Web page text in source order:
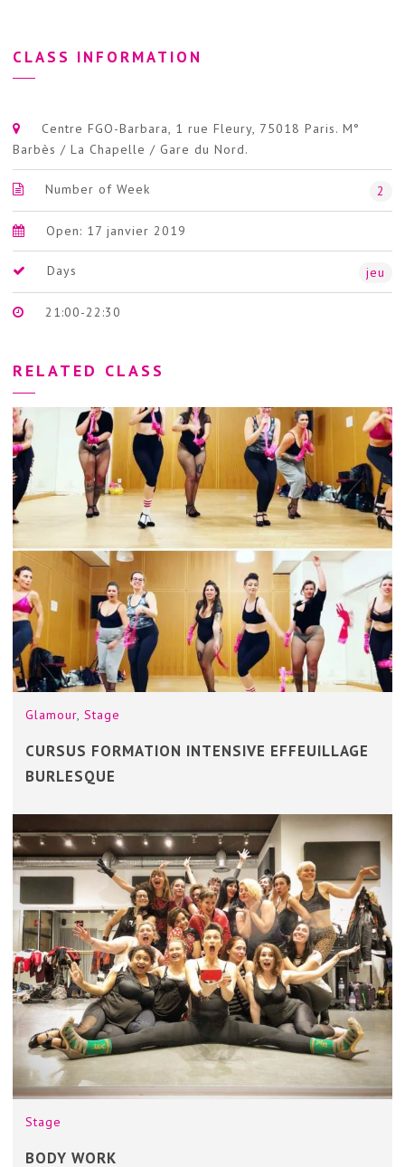
CLASS INFORMATION
Centre FGO-Barbara, 1 rue Fleury, 75018 Paris. M°
Barbès / La Chapelle / Gare du Nord.
Number of Week 2
Open: 17 janvier 2019
Days jeu
21:00-22:30
RELATED CLASS
Glamour, Stage
CURSUS FORMATION INTENSIVE EFFEUILLAGE
BURLESQUE
Stage
BODY WORK